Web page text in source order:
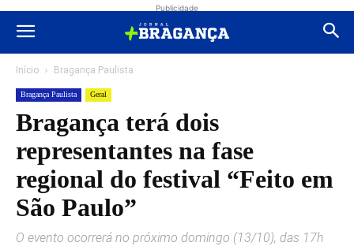
Publicidade
Início Bragança Paulista
Bragança Paulista Geral
Bragança terá dois
representantes na fase
regional do festival “Feito em
São Paulo”
O evento ocorrerá no próximo domingo (13/10), das 17h